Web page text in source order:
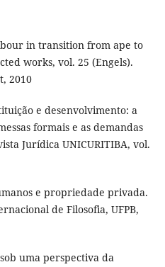
in transition from ape to
works, vol. 25 (Engels).
2010
e desenvolvimento: a
formais e as demandas
Jurídica UNICURITIBA, vol.
e propriedade privada.
de Filosofia, UFPB,
sob uma perspectiva da